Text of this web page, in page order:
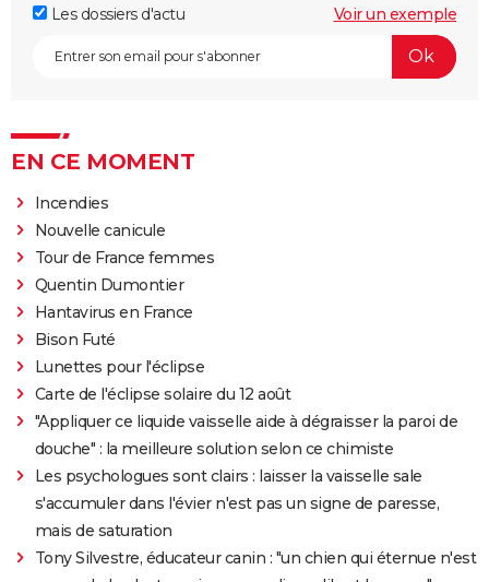
Les dossiers d'actu
Voir un exemple
EN CE MOMENT
Incendies
Nouvelle canicule
Tour de France femmes
Quentin Dumontier
Hantavirus en France
Bison Futé
Lunettes pour l'éclipse
Carte de l'éclipse solaire du 12 août
"Appliquer ce liquide vaisselle aide à dégraisser la paroi de
douche" : la meilleure solution selon ce chimiste
Les psychologues sont clairs : laisser la vaisselle sale
s'accumuler dans l'évier n'est pas un signe de paresse,
mais de saturation
Tony Silvestre, éducateur canin : "un chien qui éternue n'est